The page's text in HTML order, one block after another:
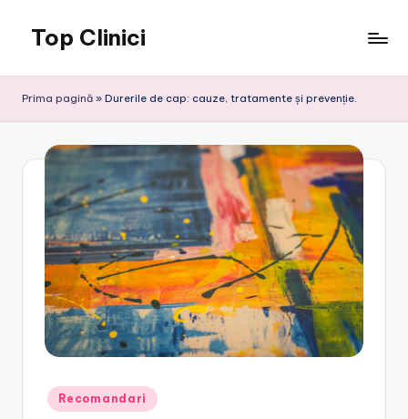
content
Top Clinici
Prima pagină » Durerile de cap: cauze, tratamente și prevenție.
Posted
in
Recomandari